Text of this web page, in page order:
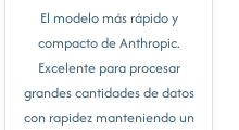
El modelo más rápido y
compacto de Anthropic.
Excelente para procesar
grandes cantidades de datos
con rapidez manteniendo un